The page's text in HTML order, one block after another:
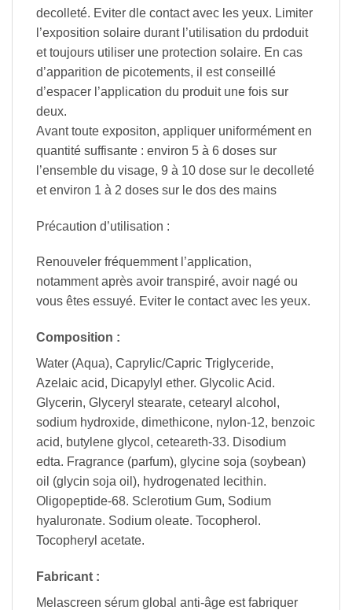
decolleté. Eviter dle contact avec les yeux. Limiter
l’exposition solaire durant l’utilisation du prdoduit
et toujours utiliser une protection solaire. En cas
d’apparition de picotements, il est conseillé
d’espacer l’application du produit une fois sur
deux.
Avant toute expositon, appliquer uniformément en
quantité suffisante : environ 5 à 6 doses sur
l’ensemble du visage, 9 à 10 dose sur le decolleté
et environ 1 à 2 doses sur le dos des mains
Précaution d’utilisation :
Renouveler fréquemment l’application,
notamment après avoir transpiré, avoir nagé ou
vous êtes essuyé. Eviter le contact avec les yeux.
Composition :
Water (Aqua), Caprylic/Capric Triglyceride,
Azelaic acid, Dicapylyl ether. Glycolic Acid.
Glycerin, Glyceryl stearate, cetearyl alcohol,
sodium hydroxide, dimethicone, nylon-12, benzoic
acid, butylene glycol, ceteareth-33. Disodium
edta. Fragrance (parfum), glycine soja (soybean)
oil (glycin soja oil), hydrogenated lecithin.
Oligopeptide-68. Sclerotium Gum, Sodium
hyaluronate. Sodium oleate. Tocopherol.
Tocopheryl acetate.
Fabricant :
Melascreen sérum global anti-âge est fabriquer